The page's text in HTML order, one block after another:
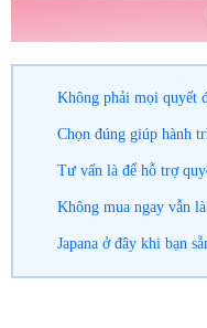
Không phải mọi quyết
Chọn đúng giúp hành
Tư vấn là để hỗ trợ
Không mua ngay vẫn
Japana ở đây khi bạn